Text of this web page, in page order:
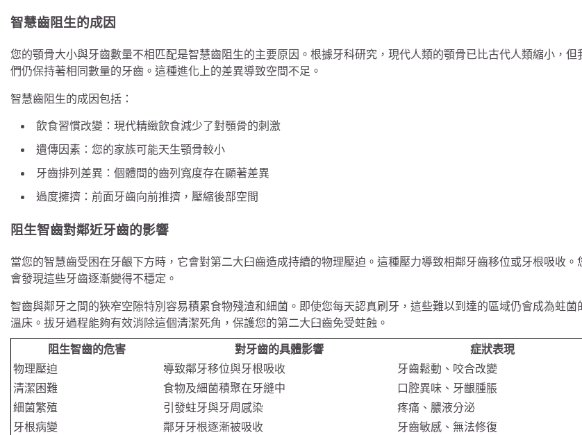
智慧齒阻生的成因
您的顎骨大小與牙齒數量不相匹配是智慧齒阻生的主要原因。根據牙科研究，現代人類的顎骨已比古代人類縮小，但
們仍保持著相同數量的牙齒。這種進化上的差異導致空間不足。
智慧齒阻生的成因包括：
飲食習慣改變：現代精緻飲食減少了對顎骨的刺激
遺傳因素：您的家族可能天生顎骨較小
牙齒排列差異：個體間的齒列寬度存在顯著差異
過度擁擠：前面牙齒向前推擠，壓縮後部空間
阻生智齒對鄰近牙齒的影響
當您的智慧齒受困在牙齦下方時，它會對第二大臼齒造成持續的物理壓迫。這種壓力導致相鄰牙齒移位或牙根吸收。
會發現這些牙齒逐漸變得不穩定。
智齒與鄰牙之間的狹窄空隙特別容易積累食物殘渣和細菌。即使您每天認真刷牙，這些難以到達的區域仍會成為蛀菌
溫床。拔牙過程能夠有效消除這個清潔死角，保護您的第二大臼齒免受蛀蝕。
阻生智齒的危害
對牙齒的具體影響
症狀表現
物理壓迫
導致鄰牙移位與牙根吸收
牙齒鬆動、咬合改變
清潔困難
食物及細菌積聚在牙縫中
口腔異味、牙齦腫脹
細菌繁殖
引發蛀牙與牙周感染
疼痛、膿液分泌
牙根病變
鄰牙牙根逐漸被吸收 牙齒敏感、無法修復